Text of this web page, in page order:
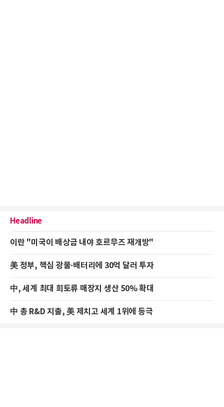
Headline
이란 "미국이 배상금 내야 호르무즈 재개방"
美 정부, 핵심 광물·배터리에 30억 달러 투자
中, 세계 최대 희토류 매장지 생산 50% 확대
中 총 R&D 지출, 美 제치고 세계 1위에 등극